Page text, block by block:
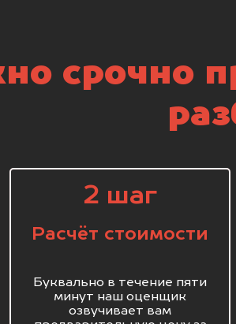
срочно
2 шаг
Расчёт стоимости
Буквально в течение пяти
минут наш оценщик
озвучивает вам